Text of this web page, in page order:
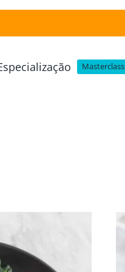
Masterclass
Intensivo de Mesa e Bar